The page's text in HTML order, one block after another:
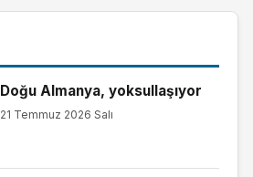
Doğu Almanya, yoksullaşıyor
21 Temmuz 2026 Salı